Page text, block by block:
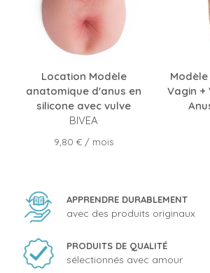
Location Modèle
anatomique d'anus en
silicone avec vulve
BIVEA
Prix
9,80 € / mois
Vagin +
APPRENDRE DURABLEMENT
avec des produits originaux
PRODUITS DE QUALITÉ
sélectionnés avec amour